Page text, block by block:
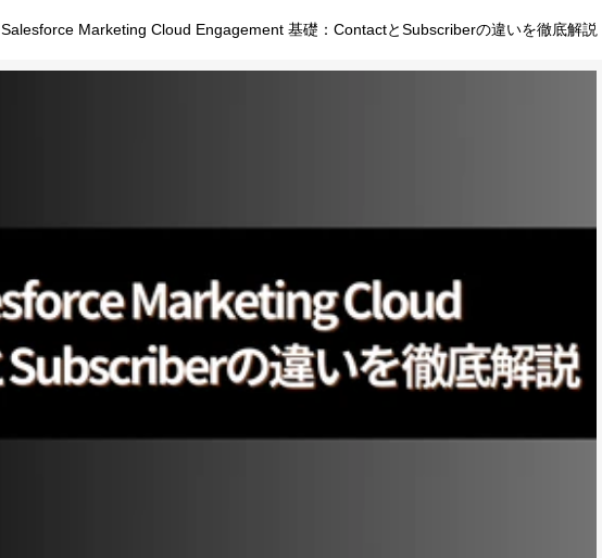
Salesforce Marketing Cloud Engagement 基礎：ContactとSubscriberの違いを徹底解説